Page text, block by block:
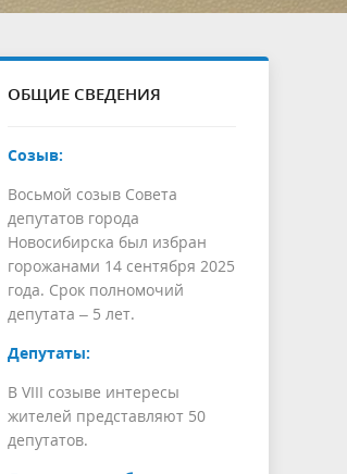
ОБЩИЕ СВЕДЕНИЯ
Созыв:
Восьмой созыв Совета
депутатов города
Новосибирска был избран
горожанами 14 сентября 2025
года. Срок полномочий
депутата – 5 лет.
Депутаты:
В VIII созыве интересы
жителей представляют 50
депутатов.